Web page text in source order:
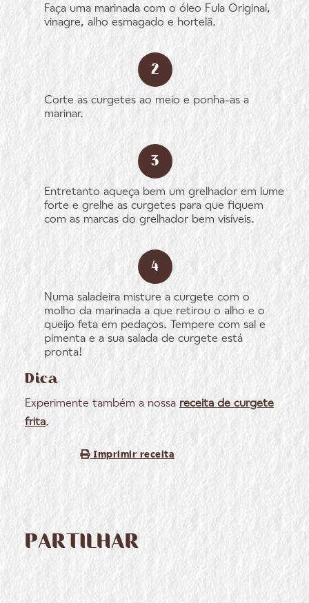
Faça uma marinada com o óleo Fula Original,
vinagre, alho esmagado e hortelã.
Corte as curgetes ao meio e ponha-as a
marinar.
Entretanto aqueça bem um grelhador em lume
forte e grelhe as curgetes para que fiquem
com as marcas do grelhador bem visíveis.
Numa saladeira misture a curgete com o
molho da marinada a que retirou o alho e o
queijo feta em pedaços. Tempere com sal e
pimenta e a sua salada de curgete está
pronta!
Dica
Experimente também a nossa receita de curgete
frita.
Imprimir receita
PARTILHAR